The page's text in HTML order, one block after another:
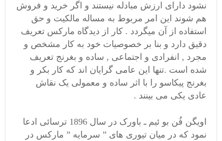
نشود دارای ارزش مبادله نیستند و اگر خرید و فروش
هم شوند این امر مربوط به مساله مالکیت و حق
استفاده از آن میگردد . کار از دیدگاه مارکس تعریف
دقیق دارد و بنا بر خصوصیات خود به کار مشخص و
مجرد , انفرادی و اجتماعی , ساده و بغرنج تعریف
شده است .تنها این عامی گرایان اند که کار بکر و
بغرنج پیکاسو را با اثر ساده و معمولی یک نقاش
عادی یکی می بینند .
اویگن فُن بو ئیم ـ باورک در سال 1896 ترسائی ادعا
نمود که در میان تیوری های ” سرمایه ” مارکس در